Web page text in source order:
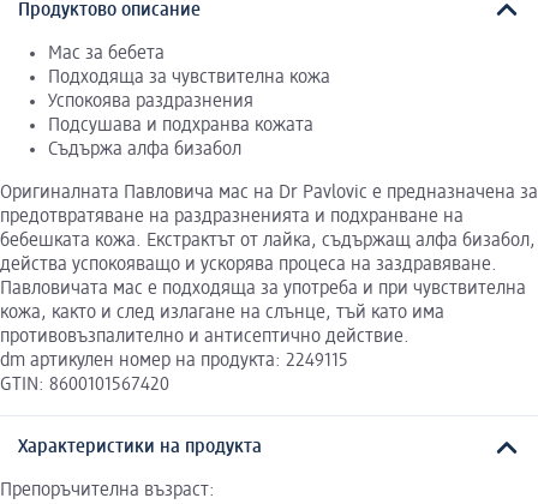
Продуктово описание
Мас за бебета
Подходяща за чувствителна кожа
Успокоява раздразнения
Подсушава и подхранва кожата
Съдържа алфа бизабол
Оригиналната Павловича мас на Dr Pavlovic e предназначена за
предотвратяване на раздразненията и подхранване на
бебешката кожа. Екстрактът от лайка, съдържащ алфа бизабол,
действа успокояващо и ускорява процеса на заздравяване.
Павловичата мас е подходяща за употреба и при чувствителна
кожа, както и след излагане на слънце, тъй като има
противовъзпалително и антисептично действие.
dm артикулен номер на продукта: 2249115
GTIN: 8600101567420
Характеристики на продукта
Препоръчителна възраст: